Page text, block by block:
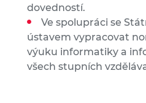
dovedností.
Ve spolupráci se
ústavem vypracovat
výuku informatiky a
všech stupních